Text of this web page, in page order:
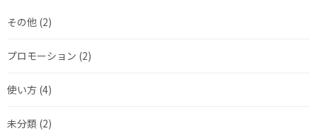
その他 (2)
プロモーション (2)
使い方 (4)
未分類 (2)